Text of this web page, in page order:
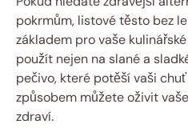
pokrmům, listové těsto bez
základem pro vaše
použít nejen na slané a
pečivo, které potěší vaši
způsobem můžete oživit
zdraví.